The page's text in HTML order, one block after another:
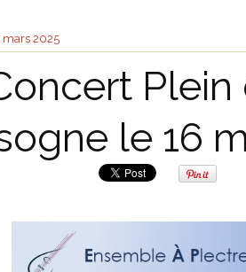
mars 2025
Plein
le 16